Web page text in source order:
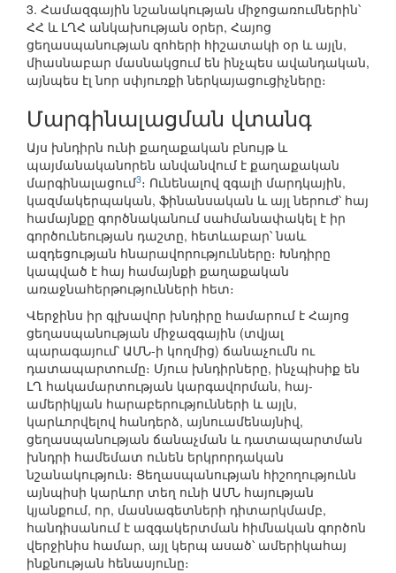
3. Համազգային նշանակության միջոցառումներին՝
ՀՀ և ԼՂՀ անկախության օրեր, Հայոց
ցեղասպանության զոհերի հիշատակի օր և այլն,
միասնաբար մասնակցում են ինչպես ավանդական,
այնպես էլ նոր սփյուռքի ներկայացուցիչները։
Մարգինալացման վտանգ
Այս խնդիրն ունի քաղաքական բնույթ և
պայմանականորեն անվանվում է քաղաքական
մարգինալացում3։ Ունենալով զգալի մարդկային,
կազմակերպական, ֆինանսական և այլ ներուժ՝ հայ
համայնքը գործնականում սահմանափակել է իր
գործունեության դաշտը, հետևաբար՝ նաև
ազդեցության հնարավորությունները։ Խնդիրը
կապված է հայ համայնքի քաղաքական
առաջնահերթությունների հետ։
Վերջինս իր գլխավոր խնդիրը համարում է Հայոց
ցեղասպանության միջազգային (տվյալ
պարագայում՝ ԱՄՆ-ի կողմից) ճանաչումն ու
դատապարտումը։ Մյուս խնդիրները, ինչպիսիք են
ԼՂ հակամարտության կարգավորման, հայ-
ամերիկյան հարաբերությունների և այլն,
կարևորվելով հանդերձ, այնուամենայնիվ,
ցեղասպանության ճանաչման և դատապարտման
խնդրի համեմատ ունեն երկրորդական
նշանակություն։ Ցեղասպանության հիշողությունն
այնպիսի կարևոր տեղ ունի ԱՄՆ հայության
կյանքում, որ, մասնագետների դիտարկմամբ,
հանդիսանում է ազգակերտման հիմնական գործոն
վերջինիս համար, այլ կերպ ասած՝ ամերիկահայ
ինքնության հենասյունը։